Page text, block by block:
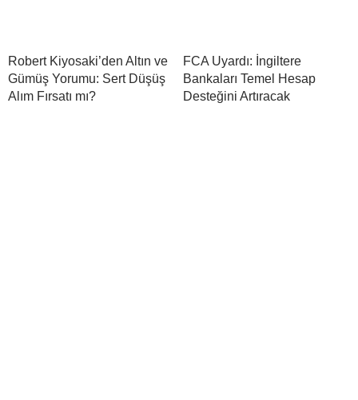
Robert Kiyosaki’den Altın ve
Gümüş Yorumu: Sert Düşüş
Alım Fırsatı mı?
FCA Uyardı: İngiltere
Bankaları Temel Hesap
Desteğini Artıracak